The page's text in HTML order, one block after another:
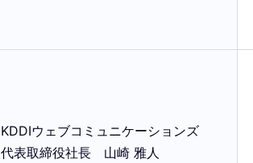
KDDIウェブコミュニケーションズ
代表取締役社長 山崎 雅人